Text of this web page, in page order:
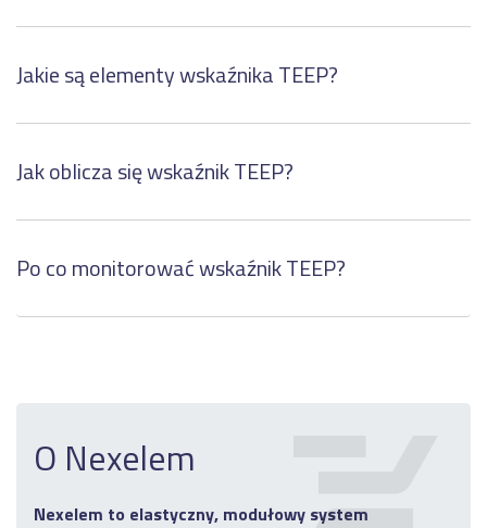
Jakie są elementy wskaźnika TEEP?
Jak oblicza się wskaźnik TEEP?
Po co monitorować wskaźnik TEEP?
O Nexelem
Nexelem to elastyczny, modułowy system